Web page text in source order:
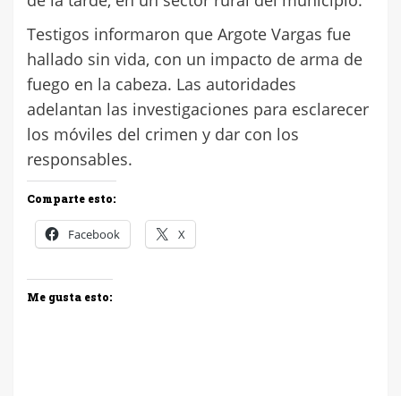
Testigos informaron que Argote Vargas fue
hallado sin vida, con un impacto de arma de
fuego en la cabeza. Las autoridades
adelantan las investigaciones para esclarecer
los móviles del crimen y dar con los
responsables.
Comparte esto:
Facebook X
Me gusta esto: